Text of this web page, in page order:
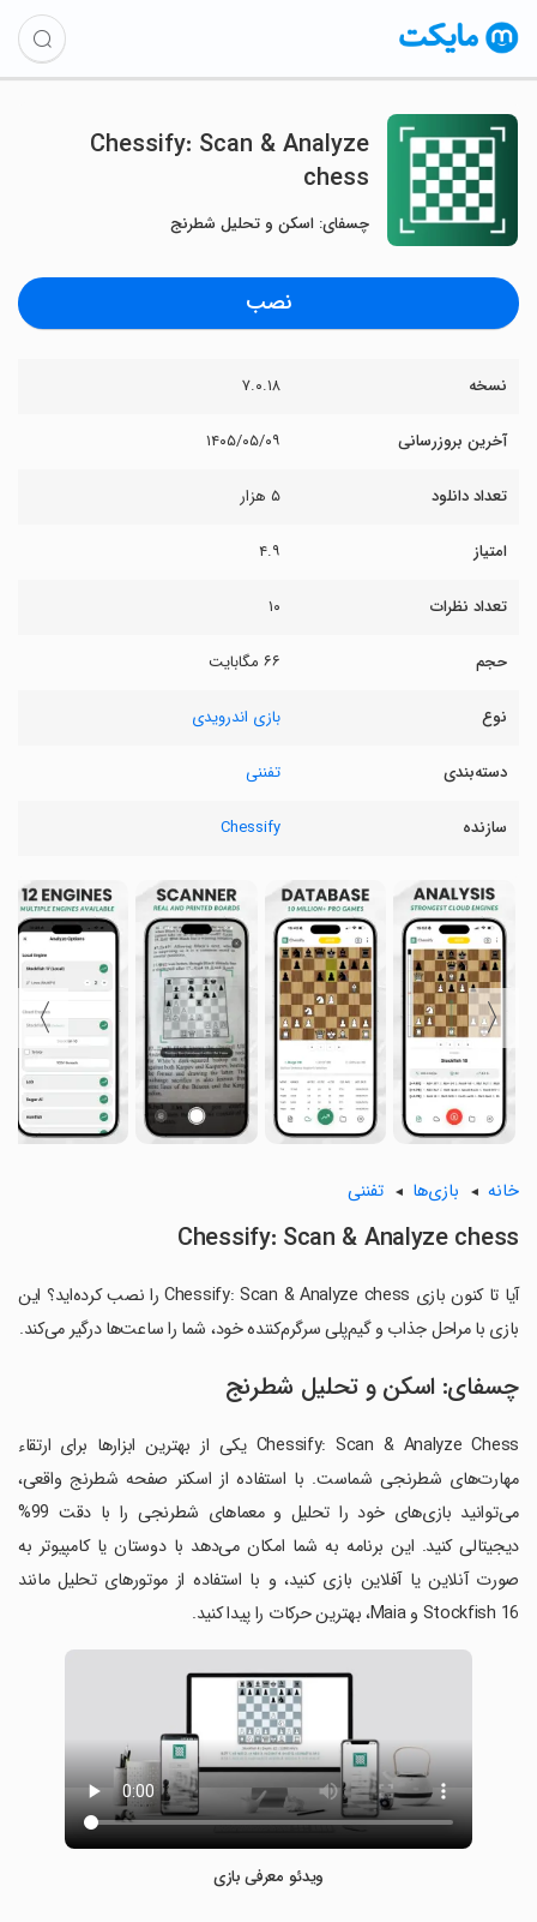
Chessify: Scan & Analyze
chess
چسفای: اسکن و تحلیل شطرنج
نصب
نسخه ۷.۰.۱۸
آخرین بروزرسانی ۱۴۰۵/۰۵/۰۹
تعداد دانلود ۵ هزار
امتیاز ۴.۹
تعداد نظرات ۱۰
حجم ۶۶ مگابایت
نوع بازی اندرویدی
دسته‌بندی تفننی
سازنده Chessify
〈
〉
خانه بازی‌ها تفننی
Chessify: Scan & Analyze chess
آیا تا کنون بازی Chessify: Scan & Analyze chess را نصب کرده‌اید؟ این
بازی با مراحل جذاب و گیم‌پلی سرگرم‌کننده خود، شما را ساعت‌ها درگیر می‌کند.
چسفای: اسکن و تحلیل شطرنج
Chessify: Scan & Analyze Chess یکی از بهترین ابزارها برای ارتقاء
مهارت‌های شطرنجی شماست. با استفاده از اسکنر صفحه شطرنج واقعى،
می‌توانید بازی‌های خود را تحلیل و معماهای شطرنجی را با دقت 99%
دیجیتالی کنید. این برنامه به شما امکان می‌دهد با دوستان یا کامپیوتر به
صورت آنلاین یا آفلاین بازی کنید، و با استفاده از موتورهای تحلیل مانند
Stockfish 16 و Maia، بهترین حرکات را پیدا کنید.
ویدئو معرفی بازی